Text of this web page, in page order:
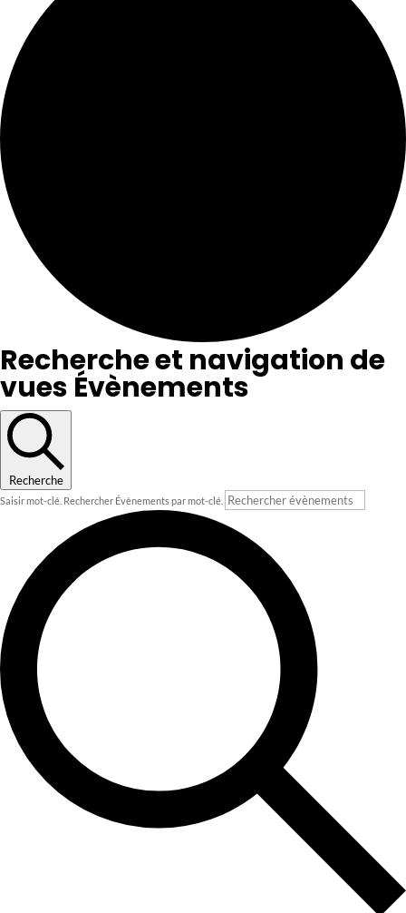
Recherche et navigation de
vues Évènements
Recherche
Saisir mot-clé. Rechercher Évènements par mot-clé.